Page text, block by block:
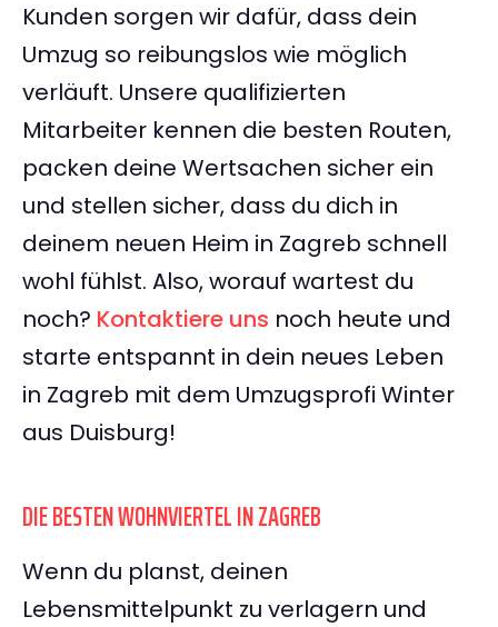
Kunden sorgen wir dafür, dass dein
Umzug so reibungslos wie möglich
verläuft. Unsere qualifizierten
Mitarbeiter kennen die besten Routen,
packen deine Wertsachen sicher ein
und stellen sicher, dass du dich in
deinem neuen Heim in Zagreb schnell
wohl fühlst. Also, worauf wartest du
noch? Kontaktiere uns noch heute und
starte entspannt in dein neues Leben
in Zagreb mit dem Umzugsprofi Winter
aus Duisburg!
DIE BESTEN WOHNVIERTEL IN ZAGREB
Wenn du planst, deinen
Lebensmittelpunkt zu verlagern und